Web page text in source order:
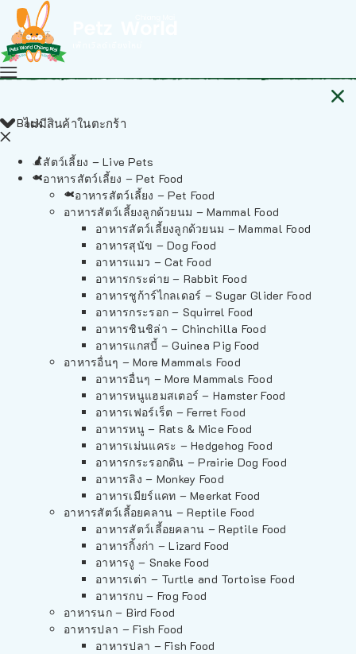
ไม่มีสินค้าในตะกร้า
Back
สัตว์เลี้ยง – Live Pets
อาหารสัตว์เลี้ยง – Pet Food
อาหารสัตว์เลี้ยง – Pet Food
อาหารสัตว์เลี้ยงลูกด้วยนม – Mammal Food
อาหารสัตว์เลี้ยงลูกด้วยนม – Mammal Food
อาหารสุนัข – Dog Food
อาหารแมว – Cat Food
อาหารกระต่าย – Rabbit Food
อาหารชูก้าร์ไกลเดอร์ – Sugar Glider Food
อาหารกระรอก – Squirrel Food
อาหารชินชิล่า – Chinchilla Food
อาหารแกสบี้ – Guinea Pig Food
อาหารอื่นๆ – More Mammals Food
อาหารอื่นๆ – More Mammals Food
อาหารหนูแฮมสเตอร์ – Hamster Food
อาหารเฟอร์เร็ต – Ferret Food
อาหารหนู – Rats & Mice Food
อาหารเม่นแคระ – Hedgehog Food
อาหารกระรอกดิน – Prairie Dog Food
อาหารลิง – Monkey Food
อาหารเมียร์แคท – Meerkat Food
อาหารสัตว์เลี้อยคลาน – Reptile Food
อาหารสัตว์เลี้อยคลาน – Reptile Food
อาหารกิ้งก่า – Lizard Food
อาหารงู – Snake Food
อาหารเต่า – Turtle and Tortoise Food
อาหารกบ – Frog Food
อาหารนก – Bird Food
อาหารปลา – Fish Food
อาหารปลา – Fish Food